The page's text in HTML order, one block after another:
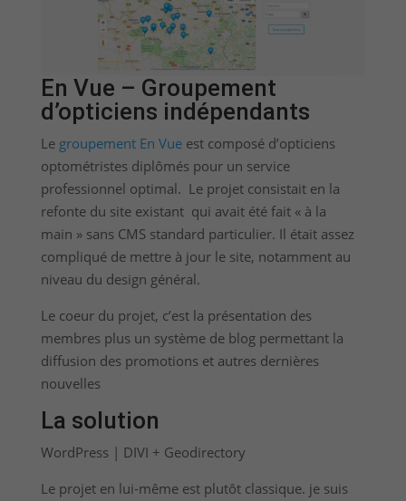
En Vue – Groupement
d’opticiens indépendants
Le groupement En Vueest composé d’opticiens
optométristes diplômés pour un service
professionnel optimal. Le projet consistait en la
refonte du site existant qui avait été fait « à la
main » sans CMS standard particulier. Il était assez
compliqué de mettre à jour le site, notamment au
niveau du design général.
Le coeur du projet, c’est la présentation des
membres plus un système de blog permettant la
diffusion des promotions et autres dernières
nouvelles
La solution
WordPress | DIVI + Geodirectory
Le projet en lui-même est plutôt classique. je suis